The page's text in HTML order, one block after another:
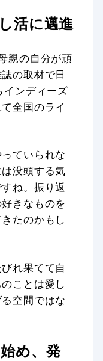
活に邁進
親の自分が頑
の取材で日
ンディーズ
全国のライ
ていられな
没頭する気
ね。振り返
きなものを
たのかもし
れ果てて自
ことは愛し
空間ではな
め、発